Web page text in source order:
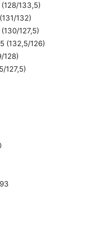
133,5)
132)
127,5)
(132,5/126)
128)
127,5)